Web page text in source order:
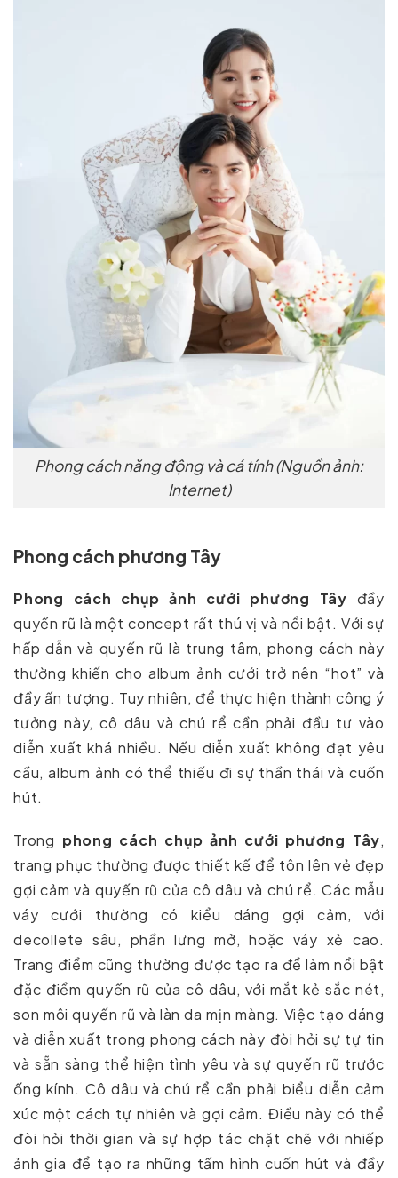
Phong cách năng động và cá tính (Nguồn ảnh:
Internet)
Phong cách phương Tây
Phong cách chụp ảnh cưới phương Tây đầy
quyến rũ là một concept rất thú vị và nổi bật. Với sự
hấp dẫn và quyến rũ là trung tâm, phong cách này
thường khiến cho album ảnh cưới trở nên “hot” và
đầy ấn tượng. Tuy nhiên, để thực hiện thành công ý
tưởng này, cô dâu và chú rể cần phải đầu tư vào
diễn xuất khá nhiều. Nếu diễn xuất không đạt yêu
cầu, album ảnh có thể thiếu đi sự thần thái và cuốn
hút.
Trong phong cách chụp ảnh cưới phương Tây,
trang phục thường được thiết kế để tôn lên vẻ đẹp
gợi cảm và quyến rũ của cô dâu và chú rể. Các mẫu
váy cưới thường có kiểu dáng gợi cảm, với
decollete sâu, phần lưng mở, hoặc váy xẻ cao.
Trang điểm cũng thường được tạo ra để làm nổi bật
đặc điểm quyến rũ của cô dâu, với mắt kẻ sắc nét,
son môi quyến rũ và làn da mịn màng. Việc tạo dáng
và diễn xuất trong phong cách này đòi hỏi sự tự tin
và sẵn sàng thể hiện tình yêu và sự quyến rũ trước
ống kính. Cô dâu và chú rể cần phải biểu diễn cảm
xúc một cách tự nhiên và gợi cảm. Điều này có thể
đòi hỏi thời gian và sự hợp tác chặt chẽ với nhiếp
ảnh gia để tạo ra những tấm hình cuốn hút và đầy